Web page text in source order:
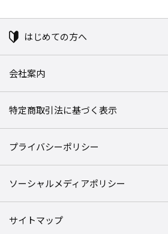
はじめての方へ
会社案内
特定商取引法に基づく表示
プライバシーポリシー
ソーシャルメディアポリシー
サイトマップ